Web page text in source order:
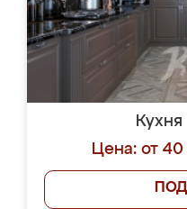
Цена: от